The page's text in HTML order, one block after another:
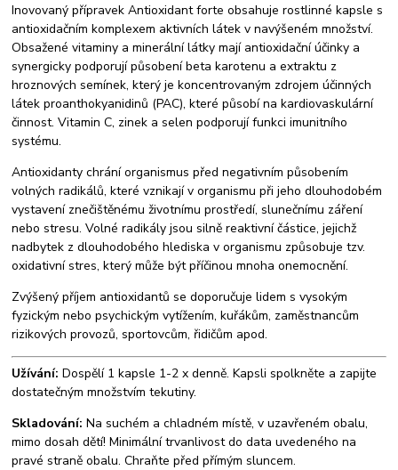
Inovovaný přípravek Antioxidant forte obsahuje rostlinné kapsle s
antioxidačním komplexem aktivních látek v navýšeném množství.
Obsažené vitaminy a minerální látky mají antioxidační účinky a
synergicky podporují působení beta karotenu a extraktu z
hroznových semínek, který je koncentrovaným zdrojem účinných
látek proanthokyanidinů (PAC), které působí na kardiovaskulární
činnost. Vitamin C, zinek a selen podporují funkci imunitního
systému.
Antioxidanty chrání organismus před negativním působením
volných radikálů, které vznikají v organismu při jeho dlouhodobém
vystavení znečištěnému životnímu prostředí, slunečnímu záření
nebo stresu. Volné radikály jsou silně reaktivní částice, jejichž
nadbytek z dlouhodobého hlediska v organismu způsobuje tzv.
oxidativní stres, který může být příčinou mnoha onemocnění.
Zvýšený příjem antioxidantů se doporučuje lidem s vysokým
fyzickým nebo psychickým vytížením, kuřákům, zaměstnancům
rizikových provozů, sportovcům, řidičům apod.
Užívání:Dospělí 1 kapsle 1-2 x denně. Kapsli spolkněte a zapijte
dostatečným množstvím tekutiny.
Skladování: Na suchém a chladném místě, v uzavřeném obalu,
mimo dosah dětí! Minimální trvanlivost do data uvedeného na
pravé straně obalu. Chraňte před přímým sluncem.